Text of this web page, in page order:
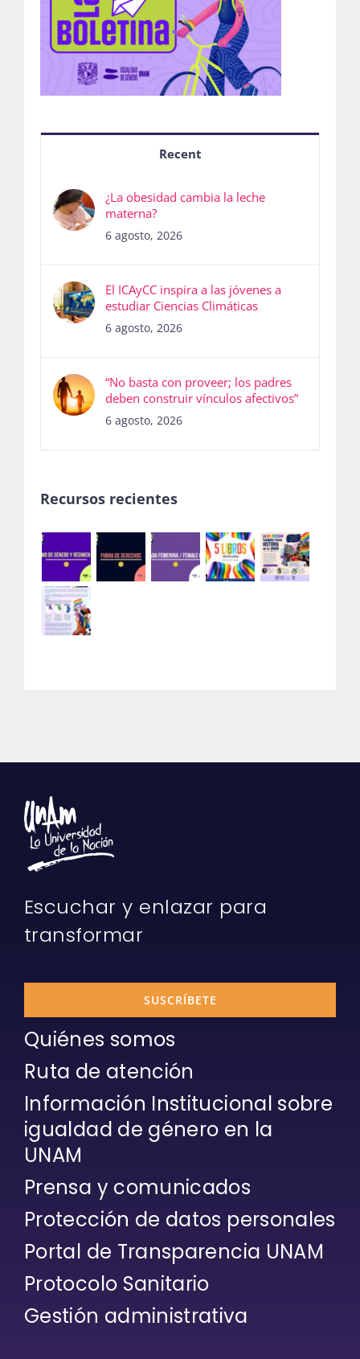
Recent
¿La obesidad cambia la leche
materna?
6 agosto, 2026
El ICAyCC inspira a las jóvenes a
estudiar Ciencias Climáticas
6 agosto, 2026
“No basta con proveer; los padres
deben construir vínculos afectivos”
6 agosto, 2026
Recursos recientes
Escuchar y enlazar para
transformar
SUSCRÍBETE
Quiénes somos
Ruta de atención
Información Institucional sobre
igualdad de género en la
UNAM
Prensa y comunicados
Protección de datos personales
Portal de Transparencia UNAM
Protocolo Sanitario
Gestión administrativa